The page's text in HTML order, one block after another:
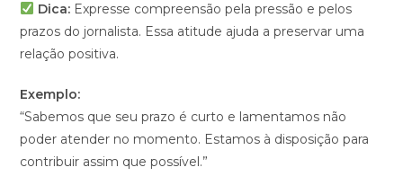
Dica: Expresse compreensão pela pressão e pelos
prazos do jornalista. Essa atitude ajuda a preservar uma
relação positiva.
Exemplo:
“Sabemos que seu prazo é curto e lamentamos não
poder atender no momento. Estamos à disposição para
contribuir assim que possível.”